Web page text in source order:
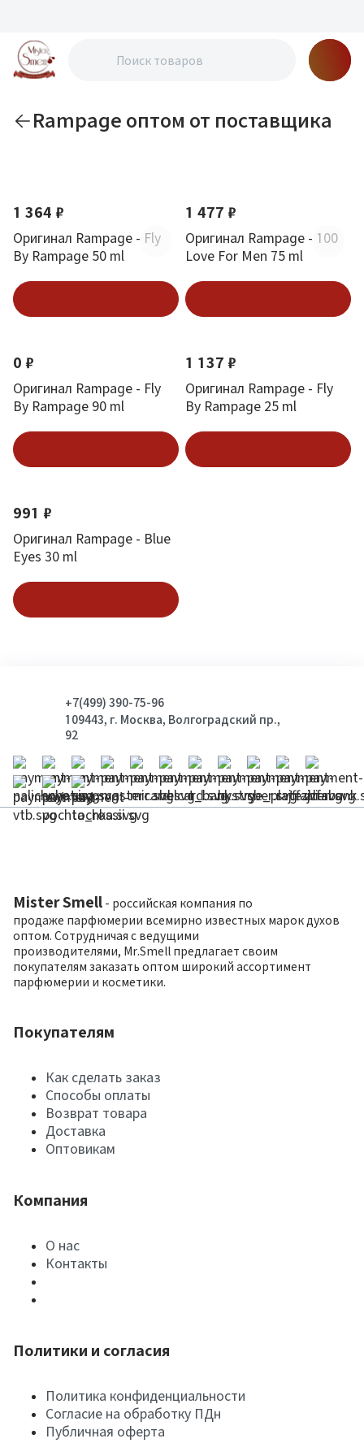
Rampage оптом от поставщика
1 364 ₽
Оригинал Rampage - Fly
By Rampage 50 ml
1 477 ₽
Оригинал Rampage - 100
Love For Men 75 ml
0 ₽
Оригинал Rampage - Fly
By Rampage 90 ml
1 137 ₽
Оригинал Rampage - Fly
By Rampage 25 ml
991 ₽
Оригинал Rampage - Blue
Eyes 30 ml
+7(499) 390-75-96
109443, г. Москва, Волгоградский пр.,
92
Mister Smell - российская компания по
продаже парфюмерии всемирно известных марок духов
оптом. Сотрудничая с ведущими
производителями, Mr.Smell предлагает своим
покупателям заказать оптом широкий ассортимент
парфюмерии и косметики.
Покупателям
Как сделать заказ
Способы оплаты
Возврат товара
Доставка
Оптовикам
Компания
О нас
Контакты
Политики и согласия
Политика конфиденциальности
Согласие на обработку ПДн
Публичная оферта